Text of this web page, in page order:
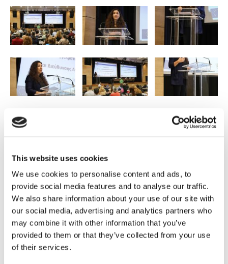
This website uses cookies
We use cookies to personalise content and ads, to
provide social media features and to analyse our traffic.
We also share information about your use of our site with
our social media, advertising and analytics partners who
may combine it with other information that you’ve
provided to them or that they’ve collected from your use
of their services.